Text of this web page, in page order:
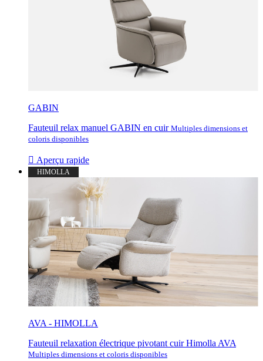
GABIN
Fauteuil relax manuel GABIN en cuir Multiples dimensions et
coloris disponibles
 Aperçu rapide
HIMOLLA
AVA - HIMOLLA
Fauteuil relaxation électrique pivotant cuir Himolla AVA
Multiples dimensions et coloris disponibles